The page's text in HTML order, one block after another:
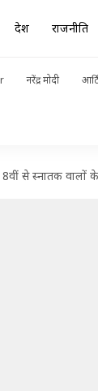
देश राजनीति
नरेंद्र मोदी
से स्नातक वालों